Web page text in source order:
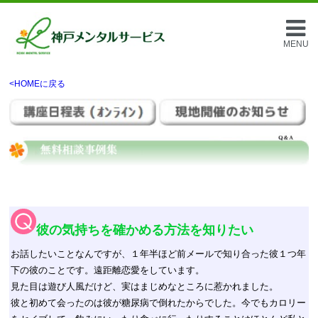
MENU
<HOMEに戻る
彼の気持ちを確かめる方法を知りたい
お話したいことなんですが、１年半ほど前メールで知り合った彼１つ年
下の彼のことです。遠距離恋愛をしています。
見た目は遊び人風だけど、実はまじめなところに惹かれました。
彼と初めて会ったのは彼が糖尿病で倒れたからでした。今でもカロリー